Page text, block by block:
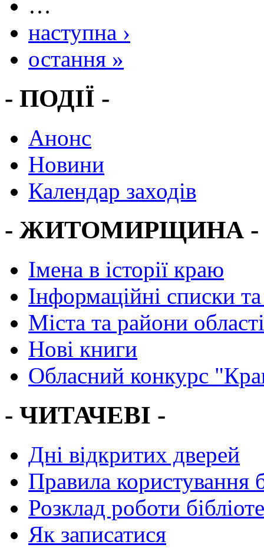
…
наступна ›
остання »
- ПОДІЇ -
Анонс
Новини
Календар заходів
- ЖИТОМИРЩИНА -
Імена в історії краю
Інформаційні списки
Міста та райони області
Нові книги
Обласний конкурс
- ЧИТАЧЕВІ -
Дні відкритих дверей
Правила користування
Розклад роботи
Як записатися